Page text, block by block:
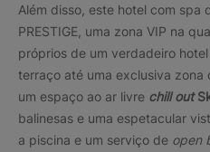
Além disso, este hotel com spa
PRESTIGE, uma zona VIP na
próprios de um verdadeiro
terraço até uma exclusiva zona
um espaço ao ar livre chill out
balinesas e uma espetacular
a piscina e um serviço de open